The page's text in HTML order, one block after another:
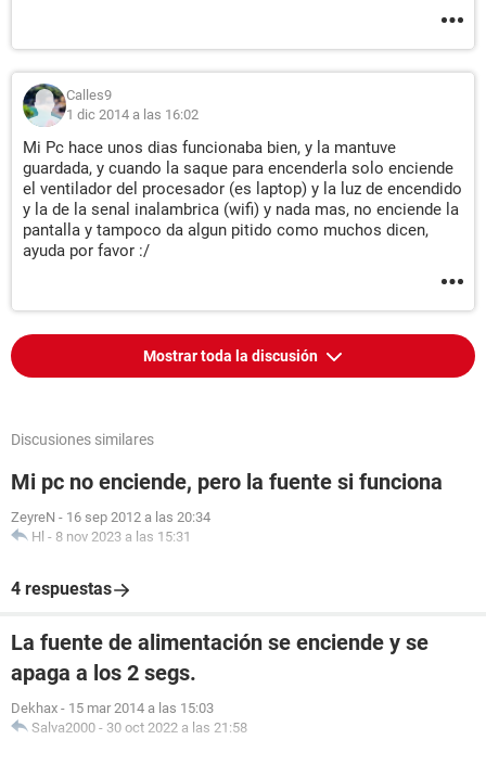
Calles9
1 dic 2014 a las 16:02
Mi Pc hace unos dias funcionaba bien, y la mantuve
guardada, y cuando la saque para encenderla solo enciende
el ventilador del procesador (es laptop) y la luz de encendido
y la de la senal inalambrica (wifi) y nada mas, no enciende la
pantalla y tampoco da algun pitido como muchos dicen,
ayuda por favor :/
Mostrar toda la discusión
Discusiones similares
Mi pc no enciende, pero la fuente si funciona
ZeyreN - 16 sep 2012 a las 20:34
Hl - 8 nov 2023 a las 15:31
4 respuestas
La fuente de alimentación se enciende y se
apaga a los 2 segs.
Dekhax - 15 mar 2014 a las 15:03
Salva2000 - 30 oct 2022 a las 21:58